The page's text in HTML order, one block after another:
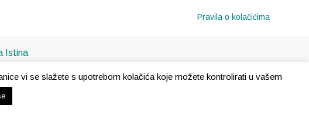
Pravila o kolačićima
vi se slažete s upotrebom kolačića koje možete kontrolirati u vašem
Istina